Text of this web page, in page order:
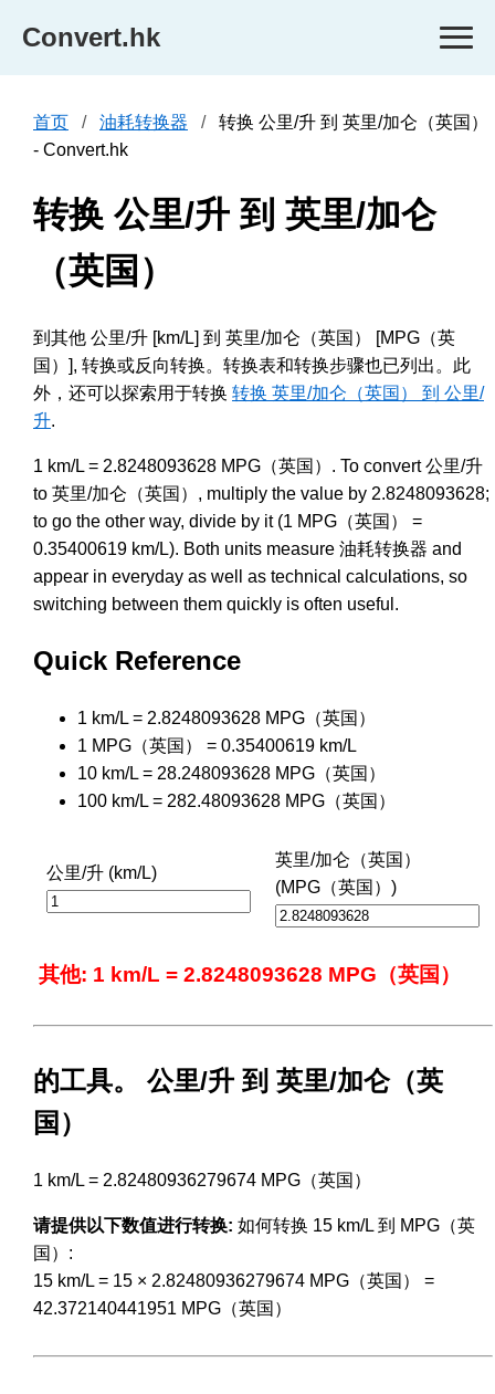
Convert.hk
首页 油耗转换器
转换 公里/升 到 英里/加仑（英国）
- Convert.hk
转换 公里/升 到 英里/加仑
（英国）
到其他 公里/升 [km/L] 到 英里/加仑（英国） [MPG（英
国）], 转换或反向转换。转换表和转换步骤也已列出。此
外，还可以探索用于转换 转换 英里/加仑（英国） 到 公里/
升.
1 km/L = 2.8248093628 MPG（英国）. To convert 公里/升
to 英里/加仑（英国）, multiply the value by 2.8248093628;
to go the other way, divide by it (1 MPG（英国） =
0.35400619 km/L). Both units measure 油耗转换器 and
appear in everyday as well as technical calculations, so
switching between them quickly is often useful.
Quick Reference
1 km/L = 2.8248093628 MPG（英国）
1 MPG（英国） = 0.35400619 km/L
10 km/L = 28.248093628 MPG（英国）
100 km/L = 282.48093628 MPG（英国）
公里/升 (km/L)
英里/加仑（英国）
(MPG（英国）)
其他: 1 km/L = 2.8248093628 MPG（英国）
的工具。 公里/升 到 英里/加仑（英
国）
1 km/L = 2.82480936279674 MPG（英国）
请提供以下数值进行转换: 如何转换 15 km/L 到 MPG（英
国）:
15 km/L = 15 × 2.82480936279674 MPG（英国） =
42.372140441951 MPG（英国）